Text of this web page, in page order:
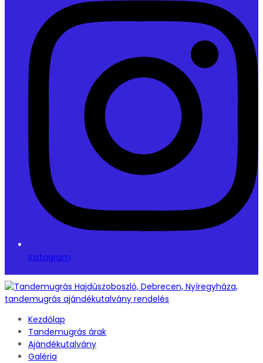
Instagram
Kezdőlap
Tandemugrás árak
Ajándékutalvány
Galéria